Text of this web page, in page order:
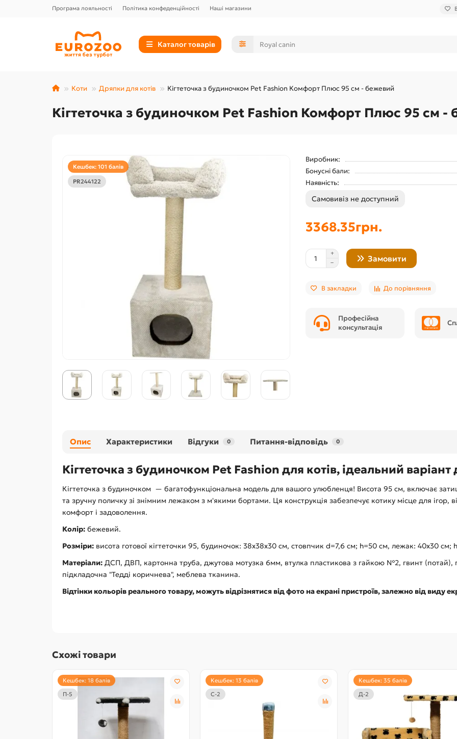
Програма лояльності Політика конфеденційності Наші магазини
Каталог товарів
Коти Дряпки для котів Кігтеточка з будиночком Pet Fashion Комфорт Плюс 95 см - бежевий
Кігтеточка з будиночком Pet Fashion Комфорт Плюс 95 см -
Кешбек: 101 балів
PR244122
Виробник:
Бонусні бали:
Наявність:
Самовивіз не доступний
3368.35грн.
Замовити
В закладки До порівняння
Професійна
консультація
Опис Характеристики Відгуки 0 Питання-відповідь 0
Кігтеточка з будиночком Pet Fashion для котів, ідеальний варіант
Кігтеточка з будиночком — багатофункціональна модель для вашого улюбленця! Висота 95 см, включає
та зручну поличку зі знімним лежаком з м'якими бортами. Ця конструкція забезпечує котику місце для ігор,
комфорт і задоволення.
Колір: бежевий.
Розміри: висота готової кігтеточки 95, будиночок: 38х38х30 см, стовпчик d=7,6 см; h=50 см, лежак: 40х30 см;
Матеріали: ДСП, ДВП, картонна труба, джутова мотузка 6мм, втулка пластикова з гайкою №2, гвинт (потай),
підкладочна "Тедді коричнева", меблева тканина.
Відтінки кольорів реального товару, можуть відрізнятися від фото на екрані пристроїв, залежно від виду
Схожі товари
Кешбек: 18 балів
П-5
Кешбек: 13 балів
С-2
Кешбек: 35 балів
Д-2